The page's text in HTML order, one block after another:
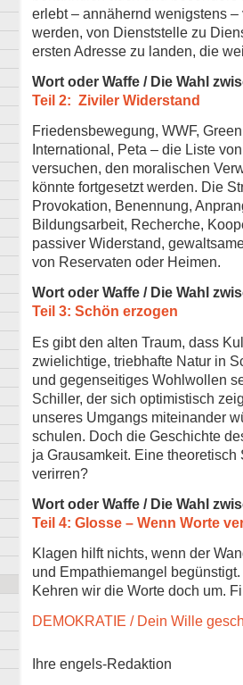
erlebt – annähernd wenigstens
werden, von Dienststelle zu
ersten Adresse zu landen, die
Wort oder Waffe / Die Wahl
Teil 2: Ziviler Widerstand
Friedensbewegung, WWF,
International, Peta – die Liste
versuchen, den moralischen
könnte fortgesetzt werden. Die
Provokation, Benennung,
Bildungsarbeit, Recherche,
passiver Widerstand,
von Reservaten oder Heimen.
Wort oder Waffe / Die Wahl
Teil 3: Schön erzogen
Es gibt den alten Traum, dass
zwielichtige, triebhafte Natur in
und gegenseitiges Wohlwollen
Schiller, der sich optimistisch
unseres Umgangs miteinander
schulen. Doch die Geschichte
ja Grausamkeit. Eine
verirren?
Wort oder Waffe / Die Wahl
Teil 4: Glosse – Wenn Worte
Klagen hilft nichts, wenn der
und Empathiemangel
Kehren wir die Worte doch um.
DEMOKRATIE / Dein Wille
Ihre engels-Redaktion